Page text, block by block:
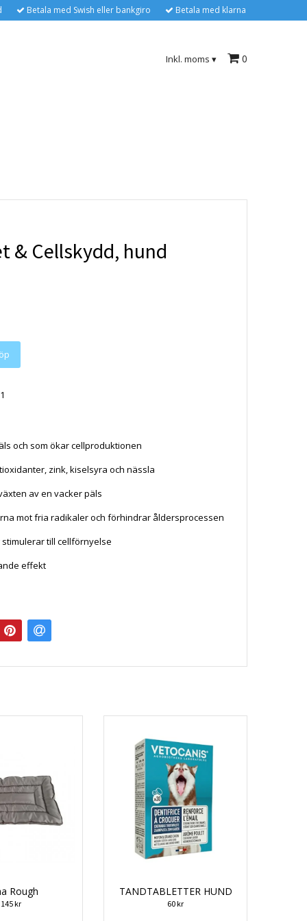
Betala med Swish eller bankgiro Betala med klarna
Inkl. moms ▾ 0
& Cellskydd, hund
1
och som ökar cellproduktionen
zink, kiselsyra och nässla
av en vacker päls
mot fria radikaler och förhindrar åldersprocessen
till cellförnyelse
effekt
Rough
145 kr
TANDTABLETTER HUND
60 kr